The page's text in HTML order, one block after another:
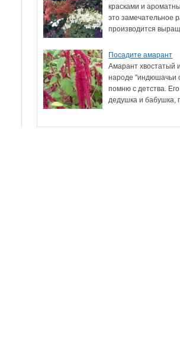
красками и
это замечательное
производится
Посадите амарант
Амарант хвостатый
народе "индюшачьи
помню с детства.
дедушка и бабушка,